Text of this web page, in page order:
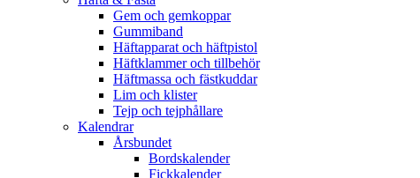
Gem och gemkoppar
Gummiband
Häftapparat och häftpistol
Häftklammer och tillbehör
Häftmassa och fästkuddar
Lim och klister
Tejp och tejphållare
Kalendrar
Årsbundet
Bordskalender
Fickkalender